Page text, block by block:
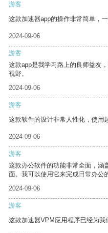
游客
这款加速器app的操作非常简单，
2024-09-06
游客
这款app是我学习路上的良师益友
视野。
2024-09-06
游客
这款软件的设计非常人性化，使用
2024-09-06
游客
这款办公软件的功能非常全面，涵
面。我可以使用它来完成日常办公
2024-09-06
游客
这款加速器VPM应用程序已经为我